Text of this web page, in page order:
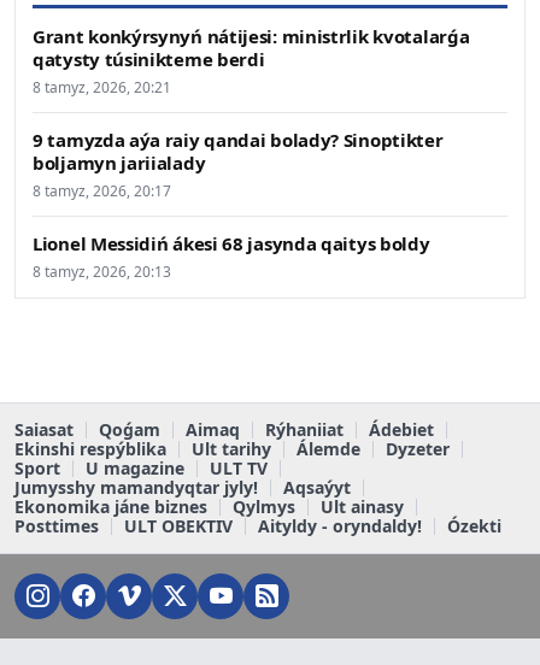
Grant konkýrsynyń nátijesi: ministrlik kvotalarǵa
qatysty túsinikteme berdi
8 tamyz, 2026, 20:21
9 tamyzda aýa raiy qandai bolady? Sinoptikter
boljamyn jariialady
8 tamyz, 2026, 20:17
Lionel Messidiń ákesi 68 jasynda qaitys boldy
8 tamyz, 2026, 20:13
Saiasat Qoǵam Aimaq Rýhaniiat
Ádebiet
Ekinshi respýblika
Ult tarihy Álemde
Dyzeter
Sport
U magazine
ULT TV
Jumysshy mamandyqtar jyly!
Aqsaýyt
Ekonomika jáne biznes
Qylmys
Ult ainasy
Posttimes
ULT OBEKTIV Aityldy - oryndaldy! Ózekti